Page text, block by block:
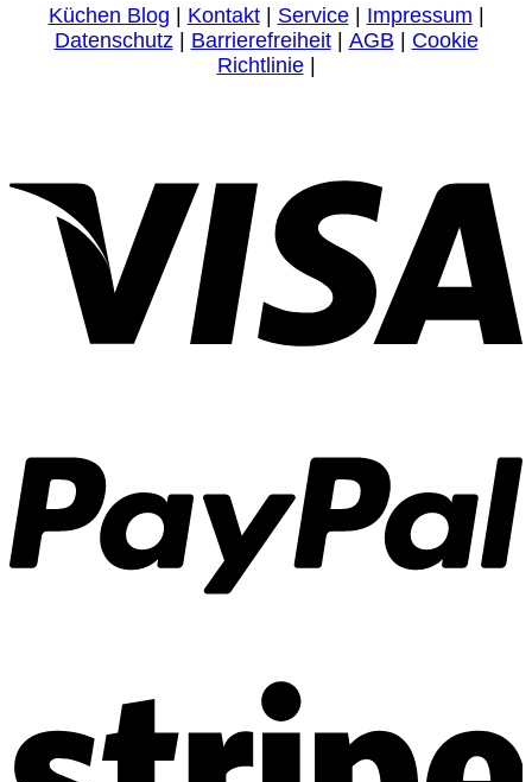
Küchen Blog Kontakt| Service| Impressum
Datenschutz| Barrierefreiheit| AGB
Cookie
Richtlinie|